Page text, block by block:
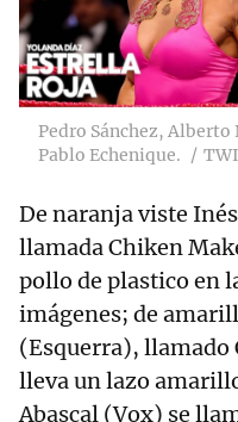
Pedro Sánchez,
Pablo Echenique.
De naranja viste
llamada Chiken
pollo de plastico en
imágenes; de
(Esquerra), llamado
lleva un lazo
Abascal (Vox) se